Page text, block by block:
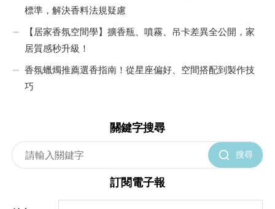
標準，解決香料法規疑慮
【居家香氛空間學】擴香瓶、噴霧、吊卡差異全公開，家
居質感秒升級！
香氛蠟燭推薦選香指南！從星座偏好、空間搭配到製作技
巧
關鍵字搜尋
搜尋
訂閱電子報